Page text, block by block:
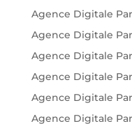
Agence Digitale
Agence Digitale
Agence Digitale
Agence Digitale
Agence Digitale
Agence Digitale